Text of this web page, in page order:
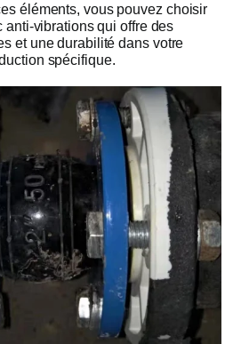
éléments, vous pouvez choisir
anti-vibrations qui offre des
et une durabilité dans votre
spécifique.